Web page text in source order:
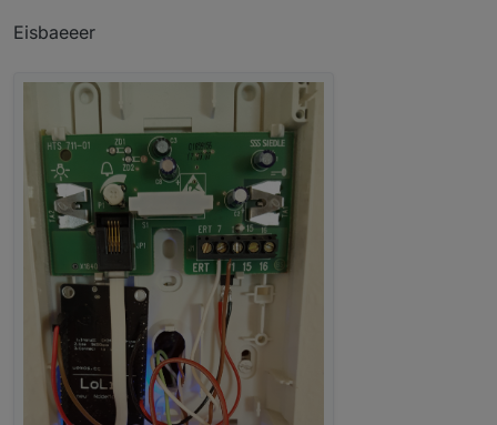
Eisbaeeer